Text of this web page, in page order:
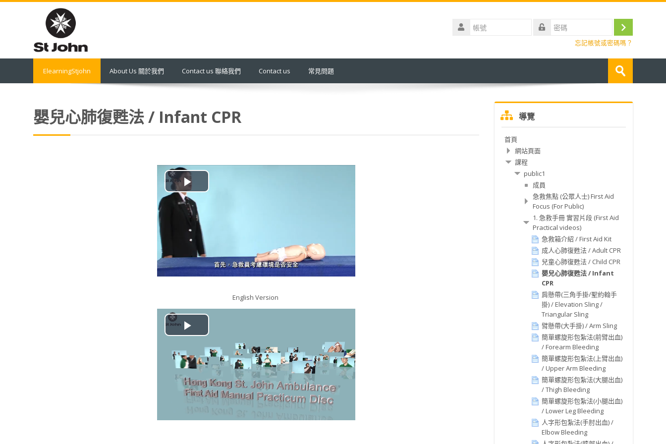
號
登
忘記帳號或密碼嗎？
ElearningStjohn About Us 關於我們 Contact us 聯絡我們 Contact us 常見問題
課
送
出
嬰兒心肺復甦法 / Infant CPR
播
放
视
频
English Version
播
放
视
频
導覽
首頁
網站頁面
課程
public1
成員
急救焦點 (公眾人士) First Aid
Focus (For Public)
1. 急救手冊 實習片段 (First Aid
Practical videos)
急救箱介紹 / First Aid Kit
成人心肺復甦法 / Adult CPR
兒童心肺復甦法 / Child CPR
嬰兒心肺復甦法 / Infant
CPR
肩懸帶(三角手掛/聖約翰手
掛) / Elevation Sling /
Triangular Sling
臂懸帶(大手掛) / Arm Sling
簡單螺旋形包紮法(前臂出血)
/ Forearm Bleeding
簡單螺旋形包紮法(上臂出血)
/ Upper Arm Bleeding
簡單螺旋形包紮法(大腿出血)
/ Thigh Bleeding
簡單螺旋形包紮法(小腿出血)
/ Lower Leg Bleeding
人字形包紮法(手肘出血) /
Elbow Bleeding